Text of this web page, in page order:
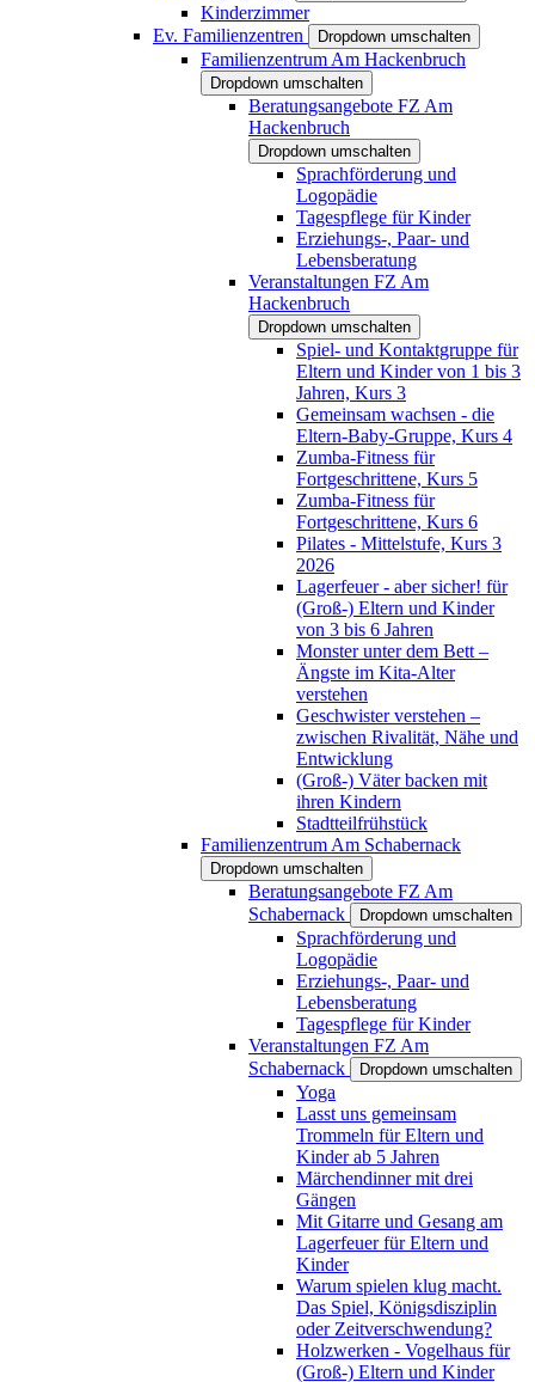
Kinderzimmer
Ev. Familienzentren
Dropdown umschalten
Familienzentrum Am Hackenbruch
Dropdown umschalten
Beratungsangebote FZ Am
Hackenbruch
Dropdown umschalten
Sprachförderung und
Logopädie
Tagespflege für Kinder
Erziehungs-, Paar- und
Lebensberatung
Veranstaltungen FZ Am
Hackenbruch
Dropdown umschalten
Spiel- und Kontaktgruppe für
Eltern und Kinder von 1 bis 3
Jahren, Kurs 3
Gemeinsam wachsen - die
Eltern-Baby-Gruppe, Kurs 4
Zumba-Fitness für
Fortgeschrittene, Kurs 5
Zumba-Fitness für
Fortgeschrittene, Kurs 6
Pilates - Mittelstufe, Kurs 3
2026
Lagerfeuer - aber sicher! für
(Groß-) Eltern und Kinder
von 3 bis 6 Jahren
Monster unter dem Bett –
Ängste im Kita-Alter
verstehen
Geschwister verstehen –
zwischen Rivalität, Nähe und
Entwicklung
(Groß-) Väter backen mit
ihren Kindern
Stadtteilfrühstück
Familienzentrum Am Schabernack
Dropdown umschalten
Beratungsangebote FZ Am
Schabernack
Dropdown umschalten
Sprachförderung und
Logopädie
Erziehungs-, Paar- und
Lebensberatung
Tagespflege für Kinder
Veranstaltungen FZ Am
Schabernack
Dropdown umschalten
Yoga
Lasst uns gemeinsam
Trommeln für Eltern und
Kinder ab 5 Jahren
Märchendinner mit drei
Gängen
Mit Gitarre und Gesang am
Lagerfeuer für Eltern und
Kinder
Warum spielen klug macht.
Das Spiel, Königsdisziplin
oder Zeitverschwendung?
Holzwerken - Vogelhaus für
(Groß-) Eltern und Kinder